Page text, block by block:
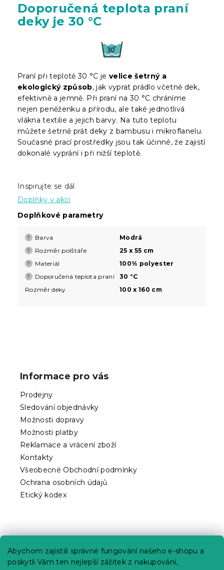
Abychom zajistili správné fungování našeho e-shopu a
poskytli Vám ten nejlepší zážitek z nakupování,
Doporučená teplota praní
deky je 30 °C
Praní při teplotě 30 °C je velice šetrný a
ekologický způsob, jak vyprat prádlo včetně dek,
efektivně a jemně. Při praní na 30 °C chráníme
nejen peněženku a přírodu, ale také jednotlivá
vlákna textilie a jejich barvy. Na tuto teplotu
můžete šetrně prát deky z bambusu i mikroflanelu.
Současné prací prostředky jsou tak účinné, že zajistí
dokonalé vyprání i při nižší teplotě.
Inspirujte se dál
Doplňky v akci
Doplňkové parametry
? Barva Modrá
? Rozměr polštáře 25 x 55 cm
? Materiál 100% polyester
? Doporučená teplota praní
30 °C
Rozměr deky
100 x 160 cm
Informace pro vás
Prodejny
Sledování objednávky
Možnosti dopravy
Možnosti platby
Reklamace a vrácení zboží
Kontakty
Všeobecné Obchodní podmínky
Ochrana osobních údajů
Etický kodex
Kariéra